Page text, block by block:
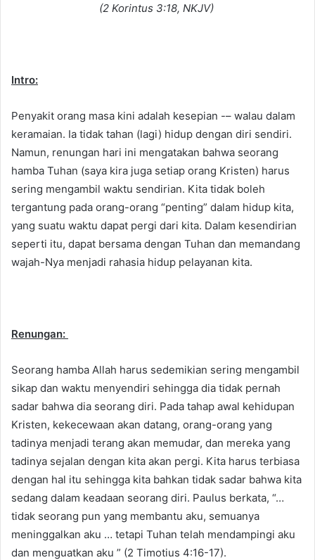
(2 Korintus 3:18, NKJV)
Intro:
Penyakit orang masa kini adalah kesepian -– walau dalam
keramaian. Ia tidak tahan (lagi) hidup dengan diri sendiri.
Namun, renungan hari ini mengatakan bahwa seorang
hamba Tuhan (saya kira juga setiap orang Kristen) harus
sering mengambil waktu sendirian. Kita tidak boleh
tergantung pada orang-orang “penting” dalam hidup kita,
yang suatu waktu dapat pergi dari kita. Dalam kesendirian
seperti itu, dapat bersama dengan Tuhan dan memandang
wajah-Nya menjadi rahasia hidup pelayanan kita.
Renungan:
Seorang hamba Allah harus sedemikian sering mengambil
sikap dan waktu menyendiri sehingga dia tidak pernah
sadar bahwa dia seorang diri. Pada tahap awal kehidupan
Kristen, kekecewaan akan datang, orang-orang yang
tadinya menjadi terang akan memudar, dan mereka yang
tadinya sejalan dengan kita akan pergi. Kita harus terbiasa
dengan hal itu sehingga kita bahkan tidak sadar bahwa kita
sedang dalam keadaan seorang diri. Paulus berkata, “…
tidak seorang pun yang membantu aku, semuanya
meninggalkan aku … tetapi Tuhan telah mendampingi aku
dan menguatkan aku ” (2 Timotius 4:16-17).